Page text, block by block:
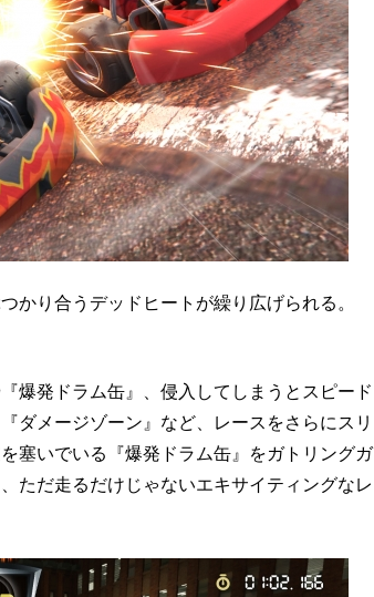
かり合うデッドヒートが繰り広げられる。
爆発ドラム缶』、侵入してしまうとスピード
ダメージゾーン』など、レースをさらにスリ
塞いでいる『爆発ドラム缶』をガトリングガ
ただ走るだけじゃないエキサイティングなレ